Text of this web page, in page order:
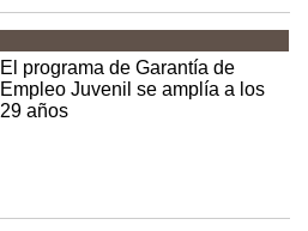
El programa de Garantía de
Empleo Juvenil se amplía a los
29 años